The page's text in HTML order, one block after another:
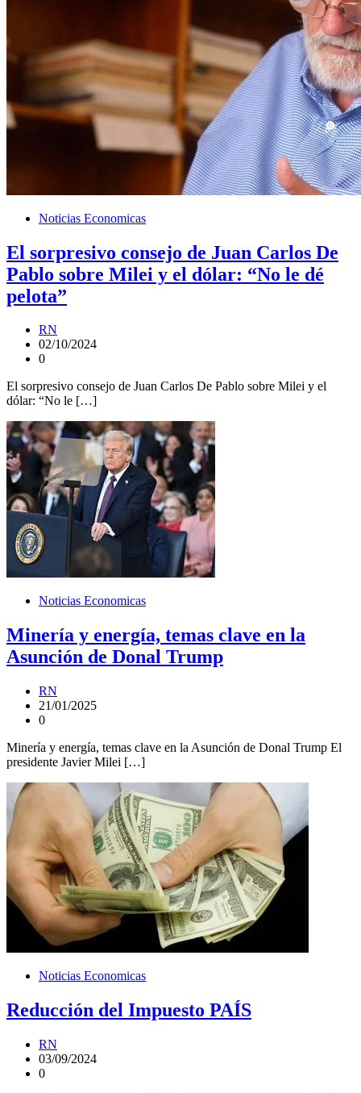
Noticias Economicas
El sorpresivo consejo de Juan Carlos De
Pablo sobre Milei y el dólar: “No le dé
pelota”
RN
02/10/2024
0
El sorpresivo consejo de Juan Carlos De Pablo sobre Milei y el
dólar: “No le […]
Noticias Economicas
Minería y energía, temas clave en la
Asunción de Donal Trump
RN
21/01/2025
0
Minería y energía, temas clave en la Asunción de Donal Trump El
presidente Javier Milei […]
Noticias Economicas
Reducción del Impuesto PAÍS
RN
03/09/2024
0